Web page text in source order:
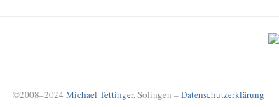
©2008–2024 Michael Tettinger, Solingen –Datenschutzerklärung